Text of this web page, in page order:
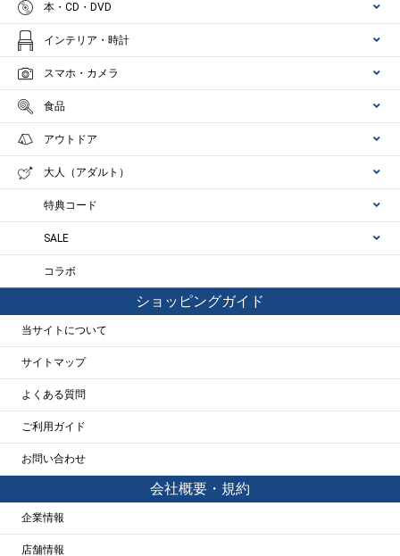
本・CD・DVD
インテリア・時計
スマホ・カメラ
食品
アウトドア
大人（アダルト）
特典コード
SALE
コラボ
ショッピングガイド
当サイトについて
サイトマップ
よくある質問
ご利用ガイド
お問い合わせ
会社概要・規約
企業情報
店舗情報